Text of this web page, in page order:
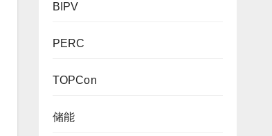
BIPV
PERC
TOPCon
储能